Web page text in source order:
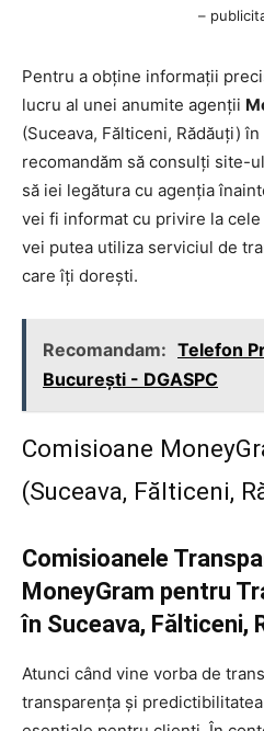
–
Pentru a obține informații
lucru al unei anumite agenții
(Suceava, Fălticeni, Rădăuți)
recomandăm să consulți site-
să iei legătura cu agenția
vei fi informat cu privire la
vei putea utiliza serviciul de
care îți dorești.
Recomandam: Telefon
Bucureşti - DGASPC
Comisioane
(Suceava, Fălticeni,
Comisioanele
MoneyGram pentru
în Suceava, Fălticeni,
Atunci când vine vorba de
transparența și